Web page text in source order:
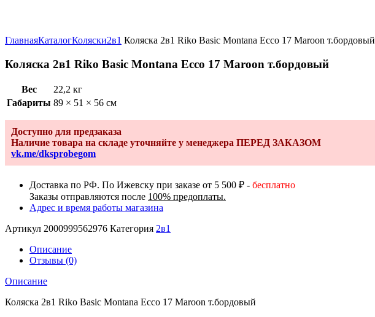
ГлавнаяКаталогКоляски2в1 Коляска 2в1 Riko Basic Montana Ecco 17 Maroon т.бордовый
Коляска 2в1 Riko Basic Montana Ecco 17 Maroon т.бордовый
Вес
22,2 кг
Габариты 89 × 51 × 56 см
Доступно для предзаказа
Наличие товара на складе уточняйте у менеджера ПЕРЕД ЗАКАЗОМ
vk.me/dksprobegom
Доставка по РФ. По Ижевску при заказе от 5 500 ₽ - бесплатно
Заказы отправляются после 100% предоплаты.
Адрес и время работы магазина
Артикул 2000999562976 Категория 2в1
Описание
Отзывы (0)
Описание
Коляска 2в1 Riko Basic Montana Ecco 17 Maroon т.бордовый